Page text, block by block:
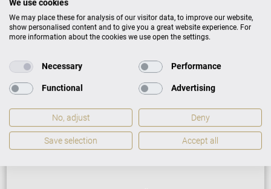
Schwarz mit Messing 31.900 €
Weiß mit Messing 33.900 €
Nussbaum mit Messing 37.900 €
We use cookies
We may place these for analysis of our visitor data, to improve our website,
show personalised content and to give you a great website experience. For
more information about the cookies we use open the settings.
Necessary Performance
Functional Advertising
No, adjust Deny
Save selection Accept all